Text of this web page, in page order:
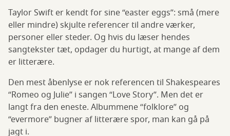
Taylor Swift er kendt for sine “easter eggs”: små (mere
eller mindre) skjulte referencer til andre værker,
personer eller steder. Og hvis du læser hendes
sangtekster tæt, opdager du hurtigt, at mange af dem
er litterære.
Den mest åbenlyse er nok referencen til Shakespeares
“Romeo og Julie” i sangen “Love Story”. Men det er
langt fra den eneste. Albummene “folklore” og
“evermore” bugner af litterære spor, man kan gå på
jagt i.